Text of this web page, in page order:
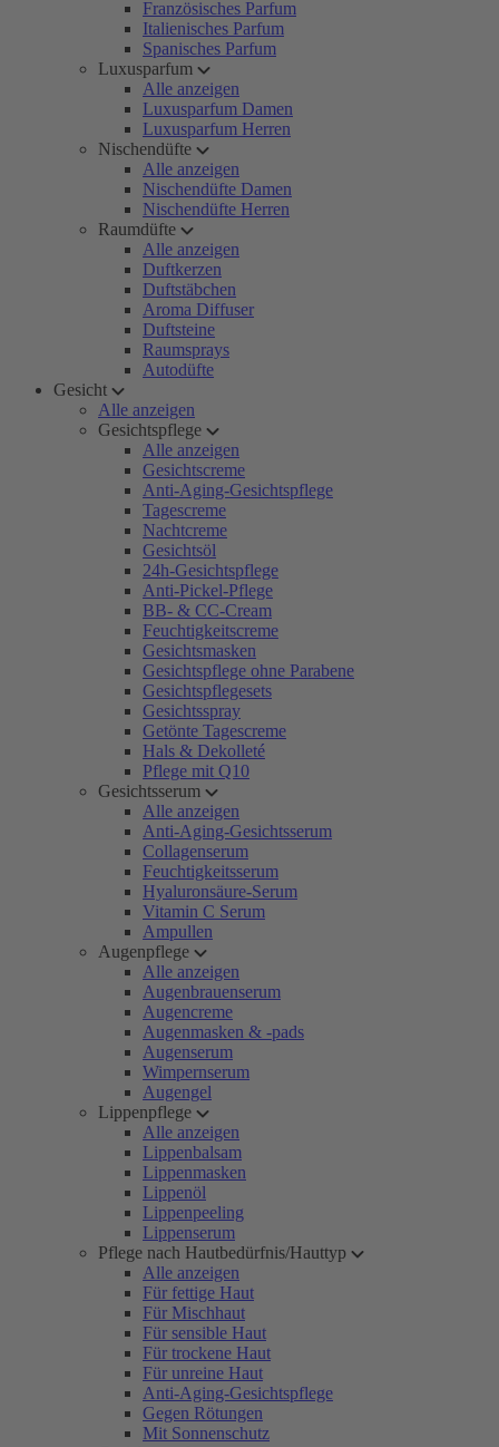
Französisches Parfum
Italienisches Parfum
Spanisches Parfum
Luxusparfum
Alle anzeigen
Luxusparfum Damen
Luxusparfum Herren
Nischendüfte
Alle anzeigen
Nischendüfte Damen
Nischendüfte Herren
Raumdüfte
Alle anzeigen
Duftkerzen
Duftstäbchen
Aroma Diffuser
Duftsteine
Raumsprays
Autodüfte
Gesicht
Alle anzeigen
Gesichtspflege
Alle anzeigen
Gesichtscreme
Anti-Aging-Gesichtspflege
Tagescreme
Nachtcreme
Gesichtsöl
24h-Gesichtspflege
Anti-Pickel-Pflege
BB- & CC-Cream
Feuchtigkeitscreme
Gesichtsmasken
Gesichtspflege ohne Parabene
Gesichtspflegesets
Gesichtsspray
Getönte Tagescreme
Hals & Dekolleté
Pflege mit Q10
Gesichtsserum
Alle anzeigen
Anti-Aging-Gesichtsserum
Collagenserum
Feuchtigkeitsserum
Hyaluronsäure-Serum
Vitamin C Serum
Ampullen
Augenpflege
Alle anzeigen
Augenbrauenserum
Augencreme
Augenmasken & -pads
Augenserum
Wimpernserum
Augengel
Lippenpflege
Alle anzeigen
Lippenbalsam
Lippenmasken
Lippenöl
Lippenpeeling
Lippenserum
Pflege nach Hautbedürfnis/Hauttyp
Alle anzeigen
Für fettige Haut
Für Mischhaut
Für sensible Haut
Für trockene Haut
Für unreine Haut
Anti-Aging-Gesichtspflege
Gegen Rötungen
Mit Sonnenschutz